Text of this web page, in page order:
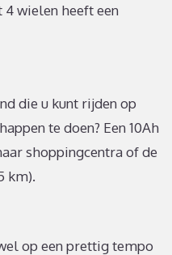
4 wielen heeft een
die u kunt rijden op
te doen? Een 10Ah
shoppingcentra of de
km).
op een prettig tempo